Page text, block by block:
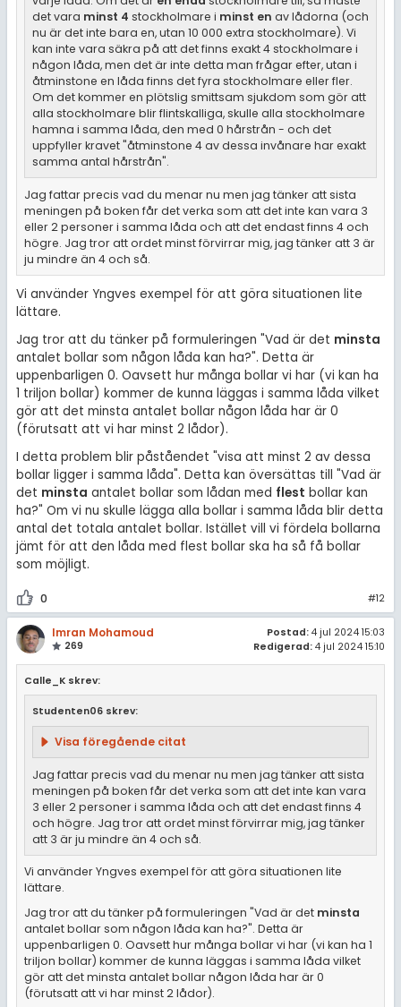
det vara minst 4 stockholmare i minst en av lådorna (och
nu är det inte bara en, utan 10 000 extra stockholmare). Vi
kan inte vara säkra på att det finns exakt 4 stockholmare i
någon låda, men det är inte detta man frågar efter, utan i
åtminstone en låda finns det fyra stockholmare eller fler.
Om det kommer en plötslig smittsam sjukdom som gör att
alla stockholmare blir flintskalliga, skulle alla stockholmare
hamna i samma låda, den med 0 hårstrån - och det
uppfyller kravet "åtminstone 4 av dessa invånare har exakt
samma antal hårstrån".
Jag fattar precis vad du menar nu men jag tänker att sista
meningen på boken får det verka som att det inte kan vara 3
eller 2 personer i samma låda och att det endast finns 4 och
högre. Jag tror att ordet minst förvirrar mig, jag tänker att 3 är
ju mindre än 4 och så.
Vi använder Yngves exempel för att göra situationen lite
lättare.
Jag tror att du tänker på formuleringen "Vad är det minsta
antalet bollar som någon låda kan ha?". Detta är
uppenbarligen 0. Oavsett hur många bollar vi har (vi kan ha
1 triljon bollar) kommer de kunna läggas i samma låda vilket
gör att det minsta antalet bollar någon låda har är 0
(förutsatt att vi har minst 2 lådor).
I detta problem blir påståendet "visa att minst 2 av dessa
bollar ligger i samma låda". Detta kan översättas till "Vad är
det minsta antalet bollar som lådan med flest bollar kan
ha?" Om vi nu skulle lägga alla bollar i samma låda blir detta
antal det totala antalet bollar. Istället vill vi fördela bollarna
jämt för att den låda med flest bollar ska ha så få bollar
som möjligt.
0 #12
Imran Mohamoud
269
Postad: 4 jul 2024 15:03
Redigerad: 4 jul 2024 15:10
Calle_K skrev:
Studenten06 skrev:
Visa föregående citat
Jag fattar precis vad du menar nu men jag tänker att sista
meningen på boken får det verka som att det inte kan vara
3 eller 2 personer i samma låda och att det endast finns 4
och högre. Jag tror att ordet minst förvirrar mig, jag tänker
att 3 är ju mindre än 4 och så.
Vi använder Yngves exempel för att göra situationen lite
lättare.
Jag tror att du tänker på formuleringen "Vad är det minsta
antalet bollar som någon låda kan ha?". Detta är
uppenbarligen 0. Oavsett hur många bollar vi har (vi kan ha 1
triljon bollar) kommer de kunna läggas i samma låda vilket
gör att det minsta antalet bollar någon låda har är 0
(förutsatt att vi har minst 2 lådor).